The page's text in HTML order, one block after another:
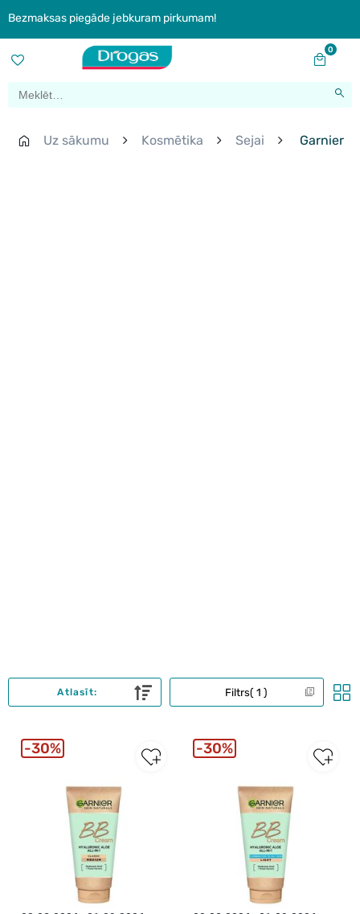
Bezmaksas piegāde jebkuram pirkumam!
0
Uz sākumu Kosmētika Sejai Garnier
Filtrs 1
Atlasīt:
30% 30%